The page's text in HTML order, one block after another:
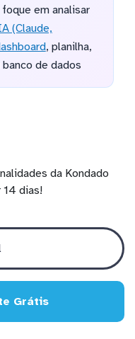
em analisar
(Claude,
, planilha,
de dados
da Kondado
dias!
Grátis